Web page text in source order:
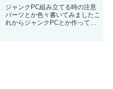
ジャンクPC組み立てる時の注意
パーツとか色々書いてみましたこ
れからジャンクPCとか作って面